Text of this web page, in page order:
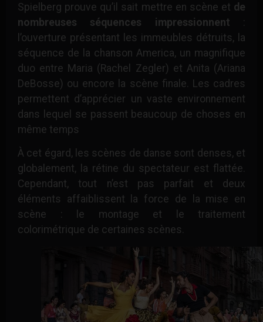
Spielberg prouve qu’il sait mettre en scène et de
nombreuses séquences impressionnent :
l’ouverture présentant les immeubles détruits, la
séquence de la chanson America, un magnifique
duo entre Maria (Rachel Zegler) et Anita (Ariana
DeBosse) ou encore la scène finale. Les cadres
permettent d’apprécier un vaste environnement
dans lequel se passent beaucoup de choses en
même temps
À cet égard, les scènes de danse sont denses, et
globalement, la rétine du spectateur est flattée.
Cependant, tout n’est pas parfait et deux
éléments affaiblissent la force de la mise en
scène : le montage et le traitement
colorimétrique de certaines scènes.